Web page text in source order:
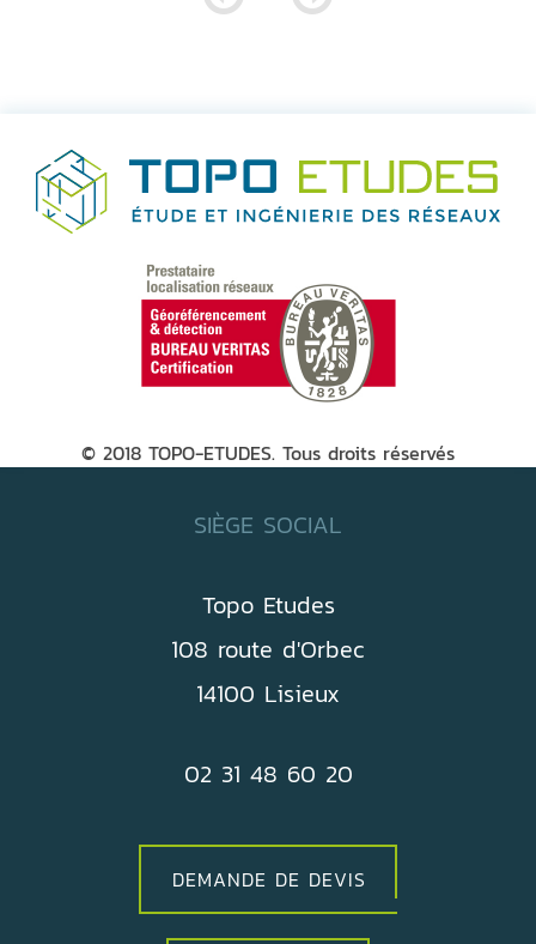
© 2018 TOPO-ETUDES. Tous droits réservés
SIÈGE SOCIAL
Topo Etudes
108 route d'Orbec
14100 Lisieux
02 31 48 60 20
DEMANDE DE DEVIS